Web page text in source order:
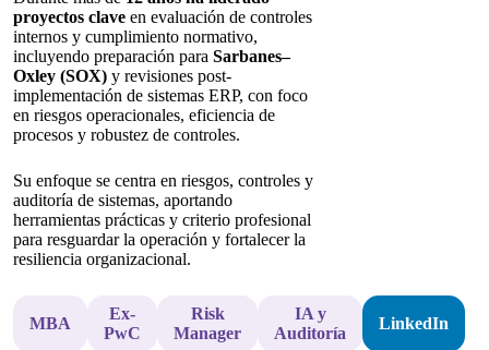
proyectos clave en evaluación de controles
internos y cumplimiento normativo,
incluyendo preparación para Sarbanes–
Oxley (SOX) y revisiones post-
implementación de sistemas ERP, con foco
en riesgos operacionales, eficiencia de
procesos y robustez de controles.
Su enfoque se centra en riesgos, controles y
auditoría de sistemas, aportando
herramientas prácticas y criterio profesional
para resguardar la operación y fortalecer la
resiliencia organizacional.
MBA
Ex-
PwC
Risk
Manager
IA y
Auditoría
LinkedIn